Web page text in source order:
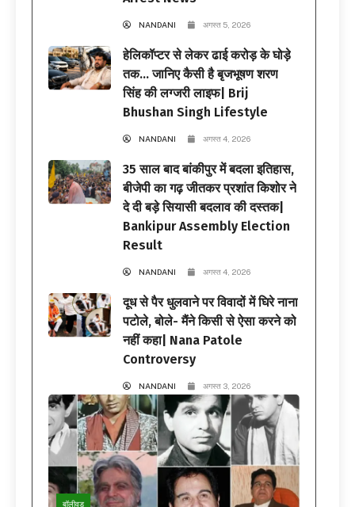
NANDANI अगस्त 5, 2026
हेलिकॉप्टर से लेकर ढाई करोड़ के घोड़े
तक… जानिए कैसी है बृजभूषण शरण
सिंह की लग्जरी लाइफ| Brij
Bhushan Singh Lifestyle
NANDANI अगस्त 4, 2026
35 साल बाद बांकीपुर में बदला इतिहास,
बीजेपी का गढ़ जीतकर प्रशांत किशोर ने
दे दी बड़े सियासी बदलाव की दस्तक|
Bankipur Assembly Election
Result
NANDANI अगस्त 4, 2026
दूध से पैर धुलवाने पर विवादों में घिरे नाना
पटोले, बोले- मैंने किसी से ऐसा करने को
नहीं कहा| Nana Patole
Controversy
NANDANI अगस्त 3, 2026
बॉलीवुड